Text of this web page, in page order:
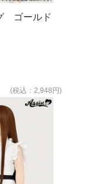
ゴールド
(税込：2,948円)